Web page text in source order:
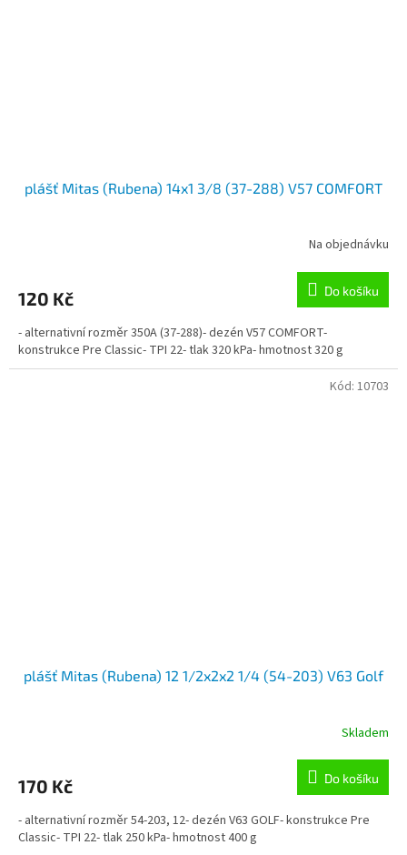
plášť Mitas (Rubena) 14x1 3/8 (37-288) V57 COMFORT
Na objednávku
120 Kč Do košíku
- alternativní rozměr 350A (37-288)- dezén V57 COMFORT-
konstrukce Pre Classic- TPI 22- tlak 320 kPa- hmotnost 320 g
plášť Mitas (Rubena) 12 1/2x2x2 1/4 (54-203) V63 Golf
Skladem
170 Kč Do košíku
- alternativní rozměr 54-203, 12- dezén V63 GOLF- konstrukce Pre
Classic- TPI 22- tlak 250 kPa- hmotnost 400 g
Kód: 10703